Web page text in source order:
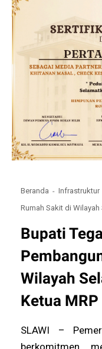
Beranda Infrastruktur
Rumah Sakit di Wilayah
Bupati
Wilayah
Ketua MRP
SLAWI –
berkomitmen